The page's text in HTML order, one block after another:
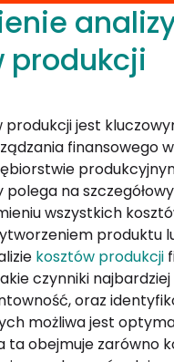
produkcji
produkcji jest
finansowego w
polega na
wszystkich
produktu
kosztów produkcji
czynniki najbardziej
oraz
możliwa jest
ta obejmuje zarówno